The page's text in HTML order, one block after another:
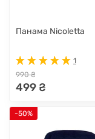
Панама Nicoletta
1
990 ₴
499 ₴
-50%